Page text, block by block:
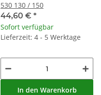
530 130 / 150
44,60 € *
Sofort verfügbar
Lieferzeit: 4 - 5 Werktage
In den Warenkorb